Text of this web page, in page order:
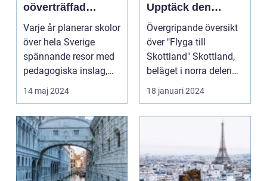
oöverträffad
läroplan i levande
historia
Varje år planerar skolor
över hela Sverige
spännande resor med
pedagogiska inslag,
d...
14 maj 2024
Upptäck den
magnifika naturen
och rika historien
Övergripande översikt
över "Flyga till
Skottland" Skottland,
beläget i norra delen
av Storbritannie...
18 januari 2024